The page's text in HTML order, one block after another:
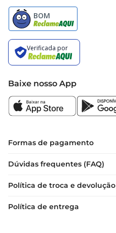
Baixe nosso App
Formas de pagamento
Dúvidas frequentes (FAQ)
Política de troca e devolução
Política de entrega